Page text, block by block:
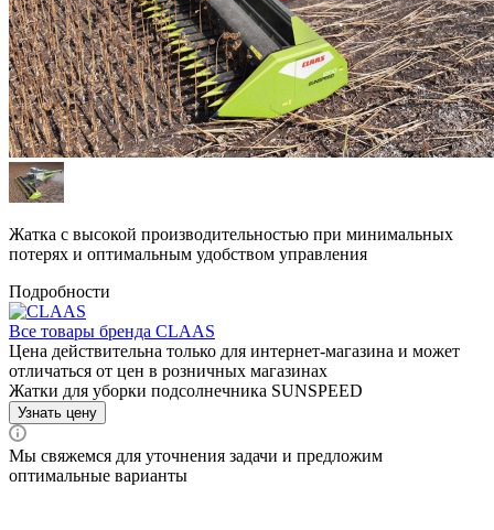
Жатка с высокой производительностью при минимальных
потерях и оптимальным удобством управления
Подробности
Все товары бренда CLAAS
Цена действительна только для интернет-магазина и может
отличаться от цен в розничных магазинах
Жатки для уборки подсолнечника SUNSPEED
Узнать цену
Мы свяжемся для уточнения задачи и предложим
оптимальные варианты